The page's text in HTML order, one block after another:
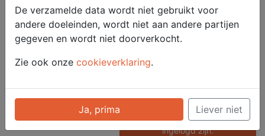
Artikelnummer
51024
Categorie
Barbecue
Voor onze prijzen moet u
ingelogd zijn.
De verzamelde data wordt niet gebruikt voor
andere doeleinden, wordt niet aan andere partijen
gegeven en wordt niet doorverkocht.
Zie ook onze cookieverklaring.
Ja, prima Liever niet